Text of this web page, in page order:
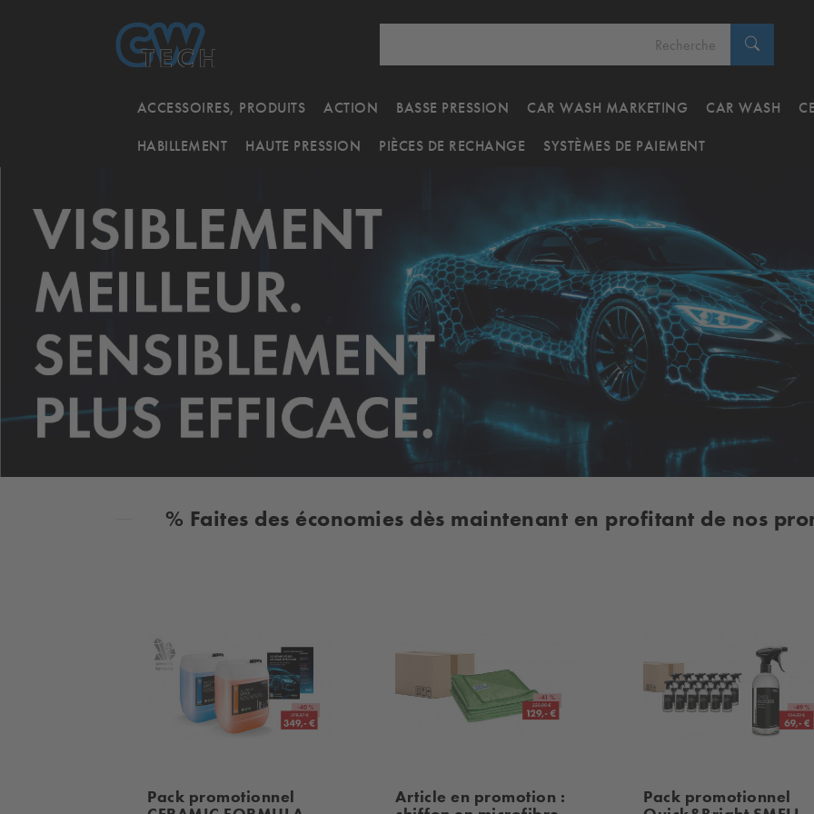
ACCESSOIRES, PRODUITS ACTION BASSE PRESSION CAR WASH MARKETING CAR WASH
HABILLEMENT HAUTE PRESSION PIÈCES DE RECHANGE SYSTÈMES DE PAIEMENT
% Faites des économies dès maintenant en profitant de nos
Pack promotionnel
Article en promotion :
Pack promotionnel